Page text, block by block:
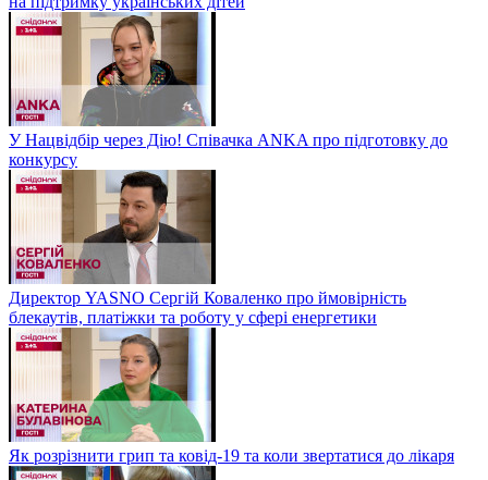
У Нацвідбір через Дію! Співачка ANKA про підготовку до
конкурсу
Директор YASNO Сергій Коваленко про ймовірність
блекаутів, платіжки та роботу у сфері енергетики
Як розрізнити грип та ковід-19 та коли звертатися до лікаря